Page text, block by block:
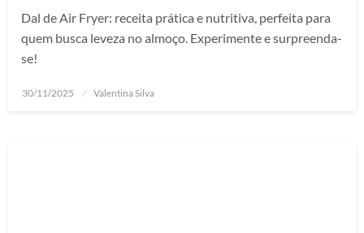
Dal de Air Fryer: receita prática e nutritiva, perfeita para
quem busca leveza no almoço. Experimente e surpreenda-
se!
Posted
30/11/2025 Valentina Silva